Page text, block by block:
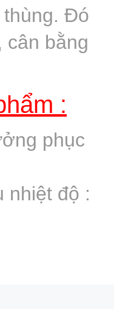
thùng. Đó
cân bằng
:
phục
nhiệt độ :